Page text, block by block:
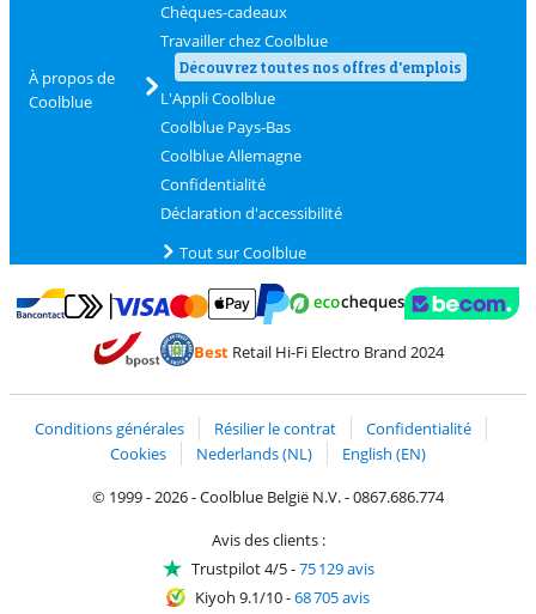
À propos de
Coolblue
Chèques-cadeaux
Travailler chez Coolblue
Découvrez toutes nos offres d'emplois
L'Appli Coolblue
Coolblue Pays-Bas
Coolblue Allemagne
Confidentialité
Déclaration d'accessibilité
Tout sur Coolblue
Payer avec Bancontact
Payer avec MasterCard et Visa via ClickToPay
Payer avec PayPal
BestRetail Hi-Fi Electro Brand 2024
Conditions générales Résilier le contrat
Confidentialité
Cookies
Nederlands (NL)
English (EN)
© 1999 - 2026 - Coolblue België N.V. - 0867.686.774
Avis des clients :
Trustpilot 4/5-75 129 avis
Kiyoh 9.1/10-68 705 avis